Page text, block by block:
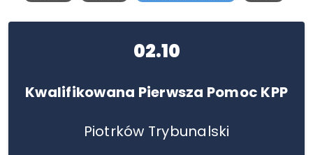
02.10
Kwalifikowana Pierwsza Pomoc KPP
Piotrków Trybunalski